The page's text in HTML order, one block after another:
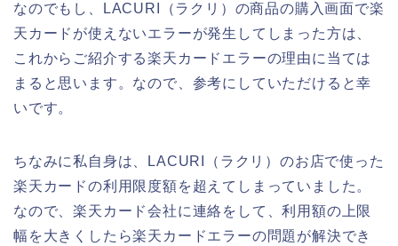
なのでもし、LACURI（ラクリ）の商品の購入画面で楽
天カードが使えないエラーが発生してしまった方は、
これからご紹介する楽天カードエラーの理由に当ては
まると思います。なので、参考にしていただけると幸
いです。
ちなみに私自身は、LACURI（ラクリ）のお店で使った
楽天カードの利用限度額を超えてしまっていました。
なので、楽天カード会社に連絡をして、利用額の上限
幅を大きくしたら楽天カードエラーの問題が解決でき